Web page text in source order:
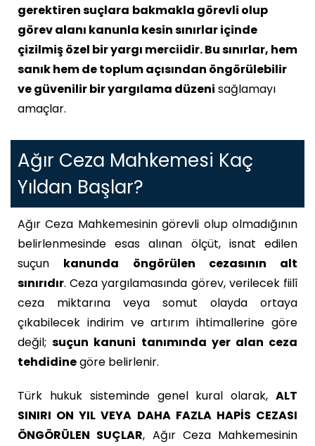
gerektiren suçlara bakmakla görevli olup
görev alanı kanunla kesin sınırlar içinde
çizilmiş özel bir yargı merciidir. Bu sınırlar, hem
sanık hem de toplum açısından öngörülebilir
ve güvenilir bir yargılama düzeni sağlamayı
amaçlar.
Ağır Ceza Mahkemesi Kaç
Yıldan Başlar?
Ağır Ceza Mahkemesinin görevli olup olmadığının
belirlenmesinde esas alınan ölçüt, isnat edilen
suçun kanunda öngörülen cezasının alt
sınırıdır. Ceza yargılamasında görev, verilecek fiilî
ceza miktarına veya somut olayda ortaya
çıkabilecek indirim ve artırım ihtimallerine göre
değil;suçun kanuni tanımında yer alan ceza
tehdidinegöre belirlenir.
Türk hukuk sisteminde genel kural olarak, ALT
SINIRI ON YIL VEYA DAHA FAZLA HAPİS CEZASI
ÖNGÖRÜLEN SUÇLAR, Ağır Ceza Mahkemesinin